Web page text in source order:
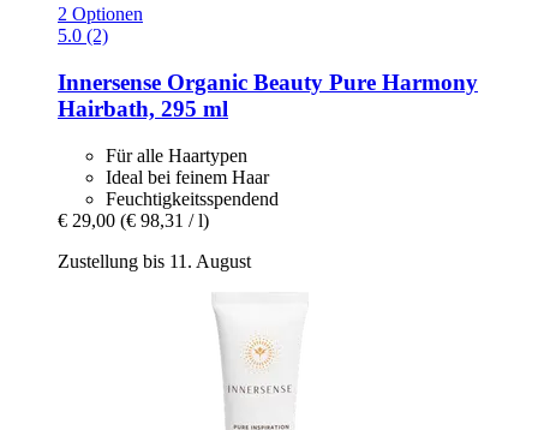
2 Optionen
5.0 (2)
Innersense Organic Beauty Pure Harmony
Hairbath, 295 ml
Für alle Haartypen
Ideal bei feinem Haar
Feuchtigkeitsspendend
€ 29,00 (€ 98,31 / l)
Zustellung bis 11. August